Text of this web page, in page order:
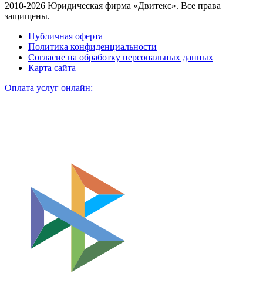
2010-2026 Юридическая фирма «Двитекс». Все права
защищены.
Публичная оферта
Политика конфиденциальности
Согласие на обработку персональных данных
Карта сайта
Оплата услуг онлайн: